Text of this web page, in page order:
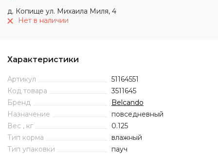
д. Копище ул. Михаила Миля, 4
Нет в наличии
Характеристики
Артикул
51164551
Код товара
3511645
Бренд
Belcando
Назначение
повседневный
Вес , кг
0.125
Тип корма
влажный
Тип упаковки
пауч